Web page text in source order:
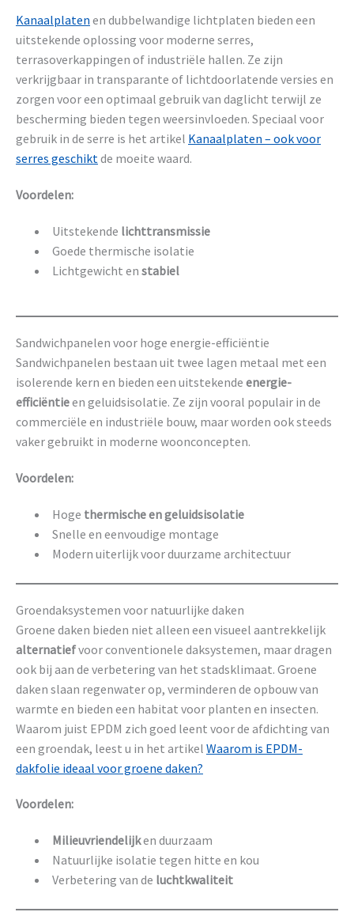
Kanaalplaten en dubbelwandige lichtplaten bieden een
uitstekende oplossing voor moderne serres,
terrasoverkappingen of industriële hallen. Ze zijn
verkrijgbaar in transparante of lichtdoorlatende versies en
zorgen voor een optimaal gebruik van daglicht terwijl ze
bescherming bieden tegen weersinvloeden. Speciaal voor
gebruik in de serre is het artikel Kanaalplaten – ook voor
serres geschiktde moeite waard.
Voordelen:
Uitstekende lichttransmissie
Goede thermische isolatie
Lichtgewicht en stabiel
Sandwichpanelen voor hoge energie-efficiëntie
Sandwichpanelen bestaan uit twee lagen metaal met een
isolerende kern en bieden een uitstekende energie-
efficiëntieen geluidsisolatie. Ze zijn vooral populair in de
commerciële en industriële bouw, maar worden ook steeds
vaker gebruikt in moderne woonconcepten.
Voordelen:
Hoge thermische en geluidsisolatie
Snelle en eenvoudige montage
Modern uiterlijk voor duurzame architectuur
Groendaksystemen voor natuurlijke daken
Groene daken bieden niet alleen een visueel aantrekkelijk
alternatiefvoor conventionele daksystemen, maar dragen
ook bij aan de verbetering van het stadsklimaat. Groene
daken slaan regenwater op, verminderen de opbouw van
warmte en bieden een habitat voor planten en insecten.
Waarom juist EPDM zich goed leent voor de afdichting van
een groendak, leest u in het artikel Waarom is EPDM-
dakfolie ideaal voor groene daken?
Voordelen:
Milieuvriendelijken duurzaam
Natuurlijke isolatie tegen hitte en kou
Verbetering van de luchtkwaliteit